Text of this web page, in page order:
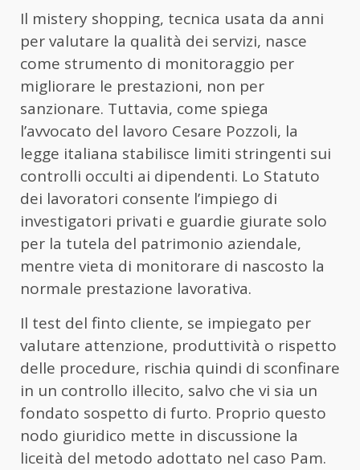
Il mistery shopping, tecnica usata da anni
per valutare la qualità dei servizi, nasce
come strumento di monitoraggio per
migliorare le prestazioni, non per
sanzionare. Tuttavia, come spiega
l’avvocato del lavoro Cesare Pozzoli, la
legge italiana stabilisce limiti stringenti sui
controlli occulti ai dipendenti. Lo Statuto
dei lavoratori consente l’impiego di
investigatori privati e guardie giurate solo
per la tutela del patrimonio aziendale,
mentre vieta di monitorare di nascosto la
normale prestazione lavorativa.
Il test del finto cliente, se impiegato per
valutare attenzione, produttività o rispetto
delle procedure, rischia quindi di sconfinare
in un controllo illecito, salvo che vi sia un
fondato sospetto di furto. Proprio questo
nodo giuridico mette in discussione la
liceità del metodo adottato nel caso Pam.